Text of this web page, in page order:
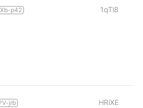
p42 1qTl8
jrb HRiXE